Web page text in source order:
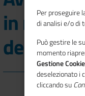
in
del lavoro
Per proseguire
di analisi e/o di
Può gestire le
momento
Gestione Cookie
deselezionato i
cliccando su